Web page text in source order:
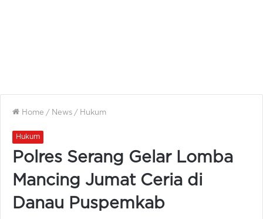
Home / News / Hukum
Hukum
Polres Serang Gelar Lomba
Mancing Jumat Ceria di
Danau Puspemkab